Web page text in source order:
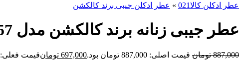
عطر ادکلن کالا021 » عطر ادکلن جیبی برند کالکشن
عطر جیبی زنانه برند کالکشن مدل 057 حجم 25 میل
887,000 تومان قیمت اصلی: 887,000 تومان بود. 697,000 تومانقیمت فعلی: 697,000 تومان.